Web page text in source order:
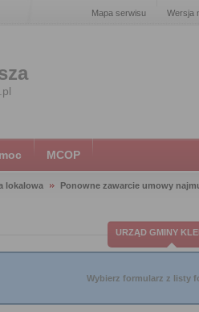
Mapa serwisu Wersja
MCOP
lokalowa Ponowne zawarcie umowy
URZĄD GMINY
Wybierz formularz z listy